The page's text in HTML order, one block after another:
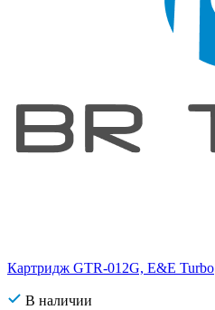
Картридж GTR-012G, E&E Turbo
В наличии